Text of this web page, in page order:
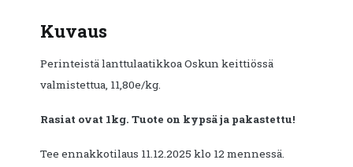
Kuvaus
Perinteistä lanttulaatikkoa Oskun keittiössä
valmistettua, 11,80e/kg.
Rasiat ovat 1kg. Tuote on kypsä ja pakastettu!
Tee ennakkotilaus 11.12.2025 klo 12 mennessä.